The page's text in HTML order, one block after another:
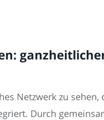
Netzwerk zu sehen,
Durch